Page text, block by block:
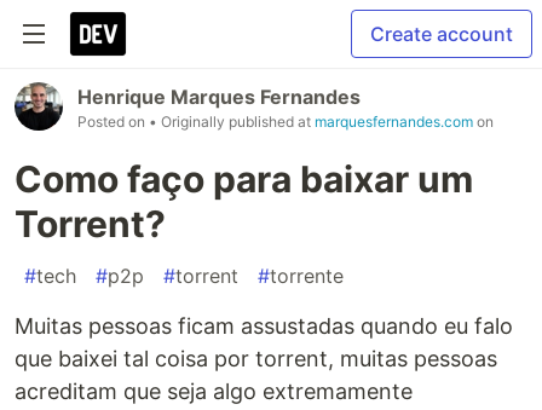
Create account
Henrique Marques Fernandes
Posted on • Originally published at marquesfernandes.com on
Como faço para baixar um
Torrent?
#tech #p2p #torrent #torrente
Muitas pessoas ficam assustadas quando eu falo
que baixei tal coisa por torrent, muitas pessoas
acreditam que seja algo extremamente